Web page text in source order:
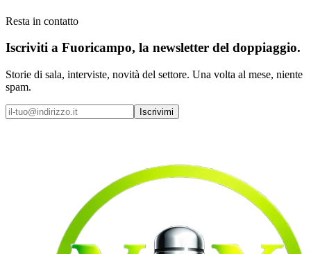
Resta in contatto
Iscriviti a Fuoricampo, la newsletter del doppiaggio.
Storie di sala, interviste, novità del settore. Una volta al mese, niente
spam.
Iscrivimi